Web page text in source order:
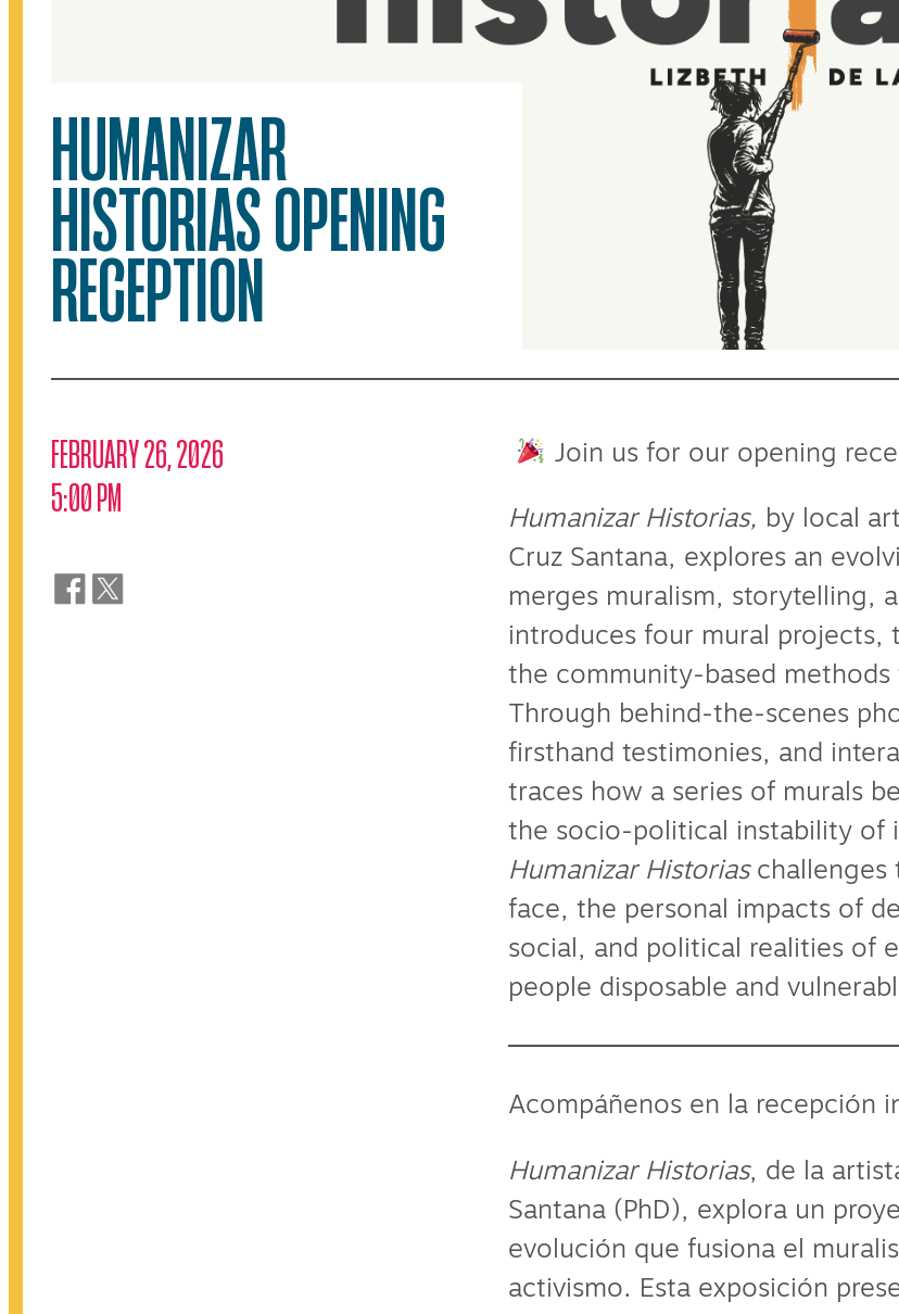
HUMANIZAR
HISTORIAS OPENING
RECEPTION
FEBRUARY 26, 2026
5:00 PM
Join us for our opening
Humanizar Historias, by local
Cruz Santana, explores an
merges muralism, storytelling,
introduces four mural
the community-based
Through behind-the-scenes
firsthand testimonies, and
traces how a series of murals
the socio-political instability of
Humanizar Historiaschallenges
face, the personal impacts of
social, and political realities of
people disposable and
Acompáñenos en la recepción
Humanizar Historias, de la
Santana (PhD), explora un
evolución que fusiona el
activismo. Esta exposición